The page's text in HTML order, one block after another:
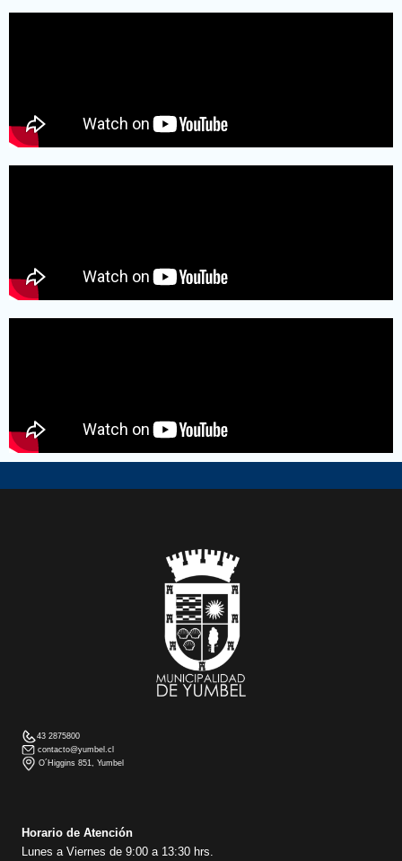
43 2875800
contacto@yumbel.cl
O´Higgins 851, Yumbel
Horario de Atención
Lunes a Viernes de 9:00 a 13:30 hrs.